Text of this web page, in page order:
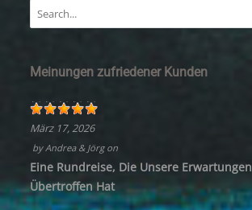
Meinungen zufriedener Kunden
März 17, 2026
byAndrea & Jörgon
Eine Rundreise, Die Unsere Erwartungen
Übertroffen Hat